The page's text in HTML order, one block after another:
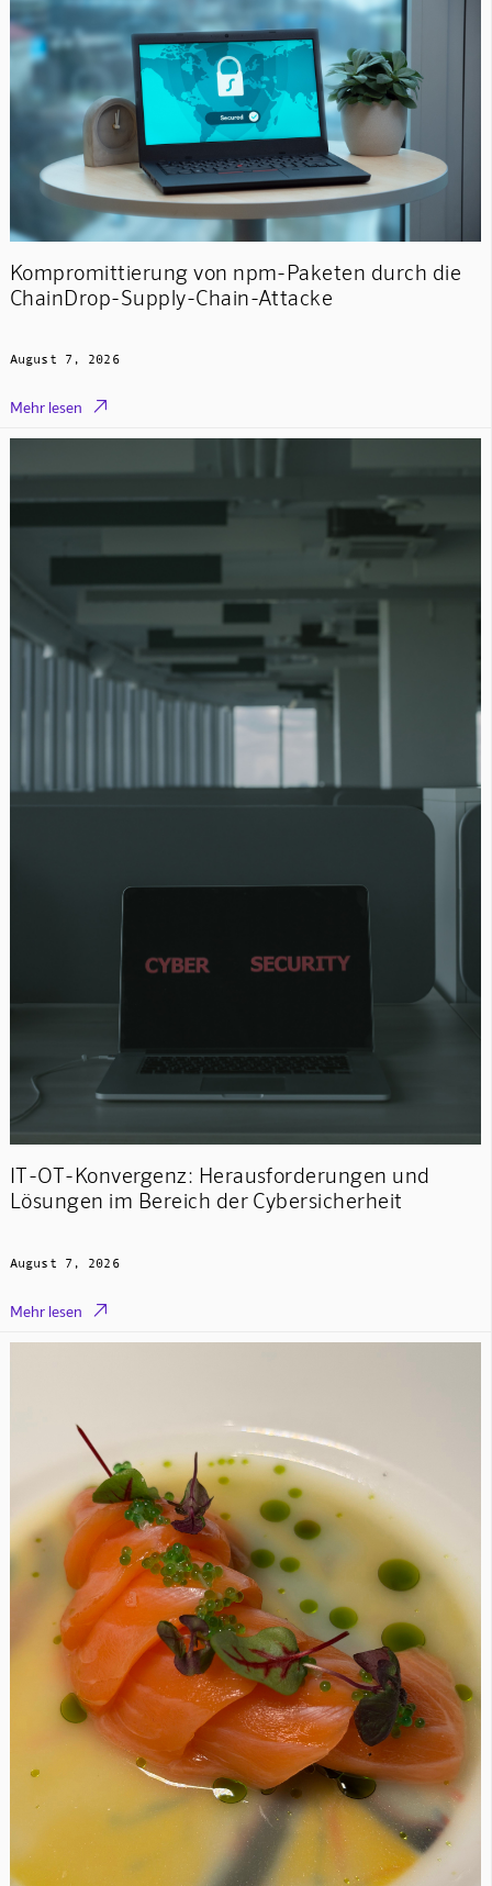
Kompromittierung von npm-Paketen durch die
ChainDrop-Supply-Chain-Attacke
August 7, 2026
Mehr lesen 
IT-OT-Konvergenz: Herausforderungen und
Lösungen im Bereich der Cybersicherheit
August 7, 2026
Mehr lesen 